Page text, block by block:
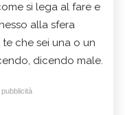
si lega al fare e
alla sfera
che sei una o un
dicendo male.